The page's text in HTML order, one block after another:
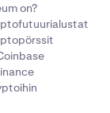
joka on
ja jonka
on?